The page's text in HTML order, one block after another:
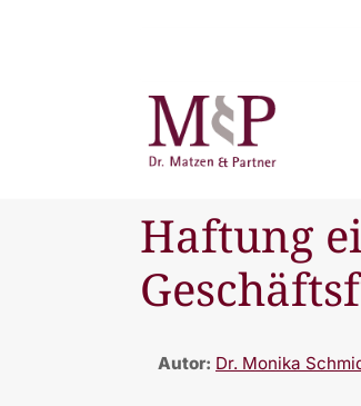
Haftung
Autor: Dr. Monika